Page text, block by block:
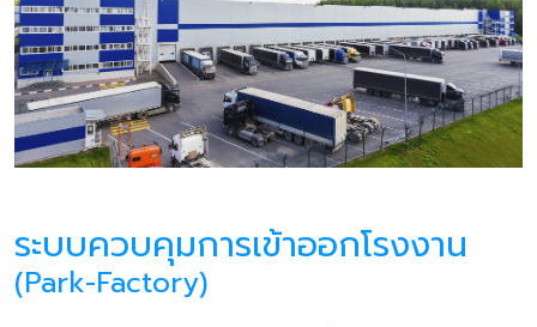
ระบบควบคุมการเข้าออกโรงงาน
(Park-Factory)